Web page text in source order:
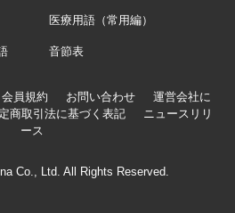
医療用語（常用編）
音節表
会員規約 お問い合わせ
運営会社に
商取引法に基づく表記
ニュースリリ
ース
Co., Ltd. All Rights Reserved.